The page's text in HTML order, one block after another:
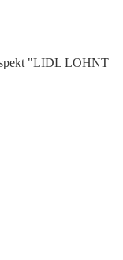
"LIDL LOHNT